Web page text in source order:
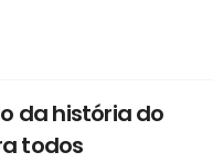
da história do
todos